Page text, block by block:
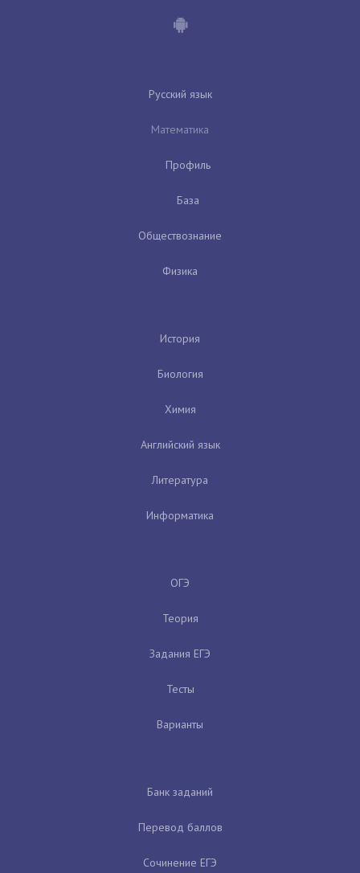
Русский язык
Математика
Профиль
База
Обществознание
Физика
История
Биология
Химия
Английский язык
Литература
Информатика
ОГЭ
Теория
Задания ЕГЭ
Тесты
Варианты
Банк заданий
Перевод баллов
Сочинение ЕГЭ